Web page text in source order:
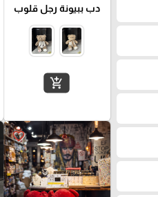
دب ببيونة رجل قلوب
add_shopping_cart
favorite_border